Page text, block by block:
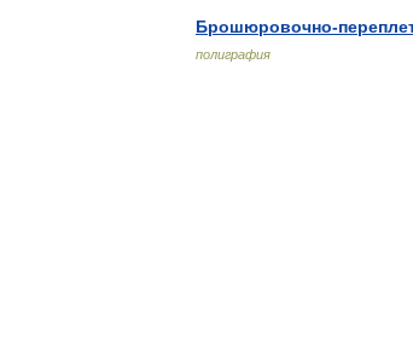
Брошюровочно-
полиграфия